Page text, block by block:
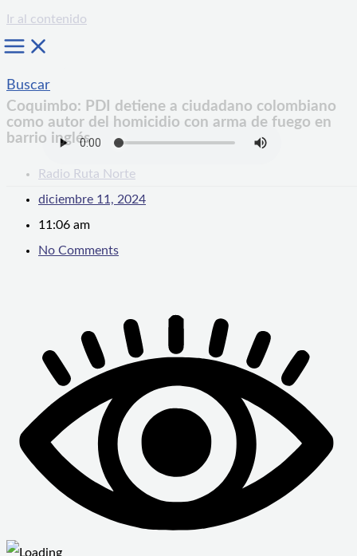
Ir al contenido
Buscar
Coquimbo: PDI detiene a ciudadano colombiano
como autor del homicidio con arma de fuego en
barrio inglés
Radio Ruta Norte
diciembre 11, 2024
11:06 am
No Comments